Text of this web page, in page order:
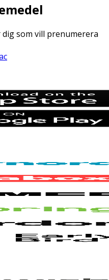
som vill prenumerera